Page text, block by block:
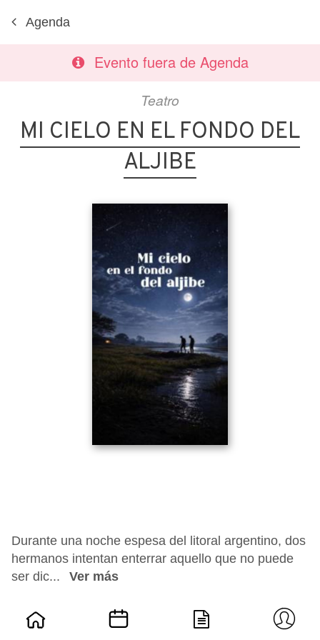
Agenda
Evento fuera de Agenda
Teatro
MI CIELO EN EL FONDO DEL
ALJIBE
Durante una noche espesa del litoral argentino, dos
hermanos intentan enterrar aquello que no puede
ser dic...
Ver más